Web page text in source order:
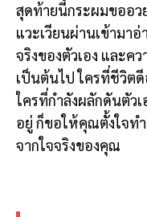
สุดท้ายนี้กระผมขออว
แวะเวียนผ่านเข้ามา
จริงของตัวเอง และ
เป็นต้นไป ใครที่ชีวิต
ใครที่กำลังผลักดันตัว
อยู่ ก็ขอให้คุณตั้งใจท
จากใจจริงของคุณ